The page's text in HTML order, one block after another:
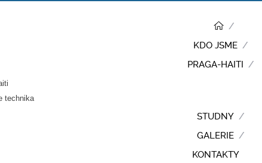
KDO JSME
PRAGA-HAITI
technika
STUDNY
GALERIE
KONTAKTY
Farkas, účastník dvou našich mi...
dvou našich misí, bude pomáhat v